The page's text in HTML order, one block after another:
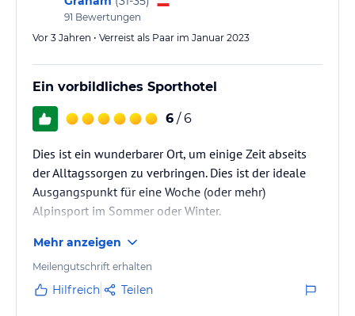
Sport und Unterhaltung
Das Vögeli Alpenhotel Malbun bietet seinen Gästen eine ideale
erreichbar ist und die Seilbahn Malbun nur 100 m entfernt liegt.
Darüber hinaus gibt es in der Umgebung zahlreiche Möglichkeiten
zum Wandern und andere Outdoor-Aktivitäten. Kostenlose
Parkplätze stehen zur Verfügung, damit Sie Ihr Auto oder
Motorrad sicher abstellen können.
Verfasst von HolidayCheck mit Hilfe von KI. Alle
Angaben ohne Gewähr. Bitte lies vor der Buchung die
verbindlichenAngebotsdetailsdes jeweiligen Veranstalters.
91 Bewertungen
Vor 3 Jahren • Verreist als Paar im Januar 2023
Ein vorbildliches Sporthotel
6 / 6
Dies ist ein wunderbarer Ort, um einige Zeit abseits
der Alltagssorgen zu verbringen. Dies ist der ideale
Ausgangspunkt für eine Woche (oder mehr)
Alpinsport im Sommer oder Winter.
Mehr anzeigen
Meilengutschrift erhalten
Hilfreich Teilen